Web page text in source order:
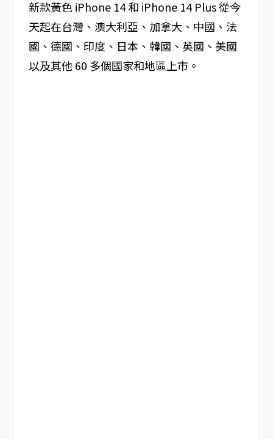
新款黃色 iPhone 14 和 iPhone 14 Plus 從今
天起在台灣、澳大利亞、加拿大、中國、法
國、德國、印度、日本、韓國、英國、美國
以及其他 60 多個國家和地區上市。